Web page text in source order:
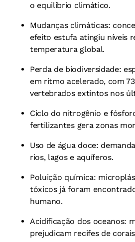
o equilíbrio climático.
Mudanças climáticas:
efeito estufa atingiu níveis
temperatura global.
Perda de biodiversidade:
em ritmo acelerado, com
vertebrados extintos nos
Ciclo do nitrogênio e
fertilizantes gera zonas
Uso de água doce:
rios, lagos e aquíferos.
Poluição química:
tóxicos já foram
humano.
Acidificação dos oceanos:
prejudicam recifes de